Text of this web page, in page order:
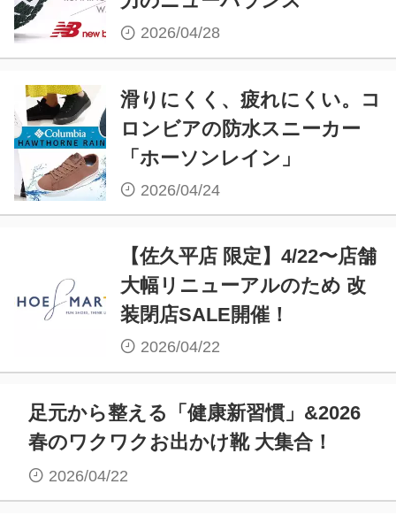
2026/04/28
滑りにくく、疲れにくい。コ
ロンビアの防水スニーカー
「ホーソンレイン」
2026/04/24
【佐久平店 限定】4/22〜店舗
大幅リニューアルのため 改
装閉店SALE開催！
2026/04/22
足元から整える「健康新習慣」&2026
春のワクワクお出かけ靴 大集合！
2026/04/22